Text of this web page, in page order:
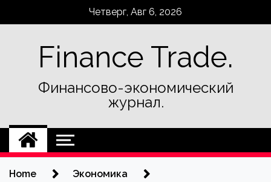
Четверг, Авг 6, 2026
Finance Trade.
Финансово-экономический
журнал.
Home
Экономика